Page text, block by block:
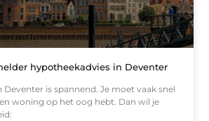
hypotheekadvies in Deventer
Deventer is spannend. Je moet vaak snel
woning op het oog hebt. Dan wil je